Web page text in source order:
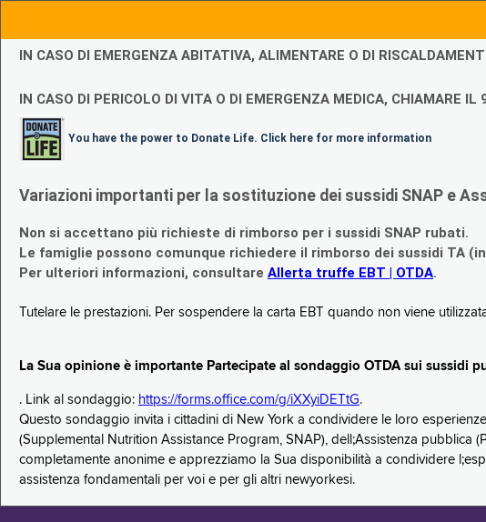
IN CASO DI EMERGENZA ABITATIVA, ALIMENTARE O DI
IN CASO DI PERICOLO DI VITA O DI EMERGENZA MEDICA, CHIAMARE IL
You have the power to Donate Life. Click here for more information
Variazioni importanti per la sostituzione dei sussidi SNAP e
Non si accettano più richieste di rimborso per i sussidi SNAP rubati.
Le famiglie possono comunque richiedere il rimborso dei sussidi TA
Per ulteriori informazioni, consultare Allerta truffe EBT | OTDA.
Tutelare le prestazioni. Per sospendere la carta EBT quando non viene
La Sua opinione è importante Partecipate al sondaggio OTDA sui sussidi
. Link al sondaggio: https://forms.office.com/g/iXXyiDETtG.
Questo sondaggio invita i cittadini di New York a condividere le loro
(Supplemental Nutrition Assistance Program, SNAP), dell;Assistenza pubblica
completamente anonime e apprezziamo la Sua disponibilità a condividere
assistenza fondamentali per voi e per gli altri newyorkesi.